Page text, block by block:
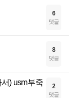
6
댓글
8
댓글
) usm부죽
2
댓글